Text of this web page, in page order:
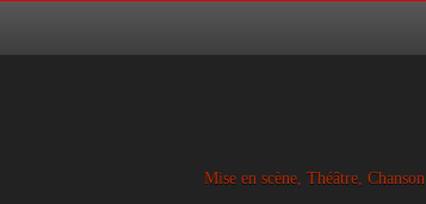
Mise en scène, Théâtre, Chanson